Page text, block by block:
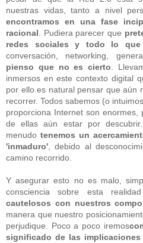
nuestras vidas, tanto a nivel
encontramos en una fase
racional . Pudiera parecer que
redes sociales y todo lo
conversación, networking,
pienso que no es cierto .
inmersos en este contexto digital
por ello es natural pensar que aún
recorrer. Todos sabemos (o
proporciona Internet son
de ellas aún estar por
menudotenemos un
'inmaduro' , debido al
camino recorrido.
Y asegurar esto no es malo,
consciencia sobre esta
cautelosos con nuestros
manera que nuestro
perjudique. Poco a poco iremos
significado de las